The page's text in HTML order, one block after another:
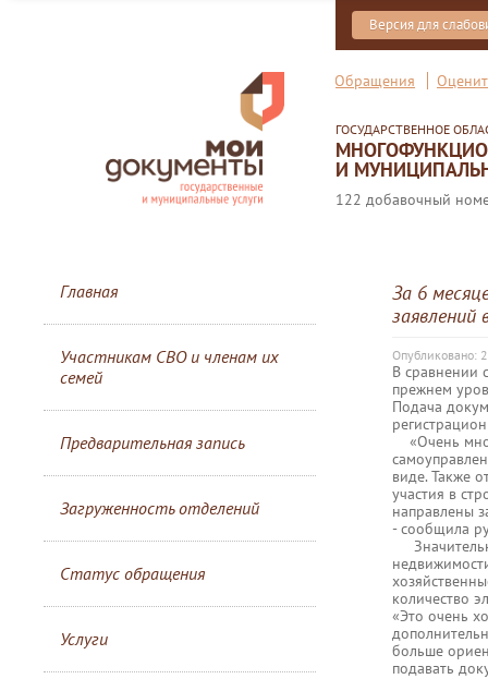
Версия для
Обращения
ГОСУДАРСТВЕННОЕ
И
122 добавочный
Главная
Участникам СВО и членам их
семей
Предварительная запись
Загруженность отделений
Статус обращения
Услуги
За 6
заявлений
Опубликовано:
В сравнении
прежнем
Подача
«Очень
виде. Также
участия в
направлены
- сообщила
количество
«Это очень
больше
подавать